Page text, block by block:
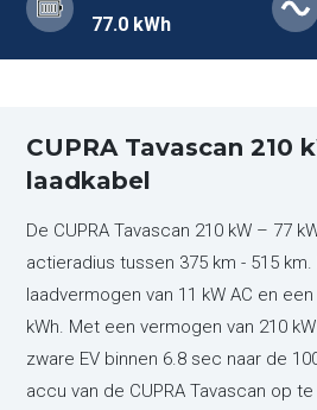
77.0 kWh
CUPRA Tavascan 210
laadkabel
De CUPRA Tavascan 210 kW – 77
actieradius tussen 375 km - 515
laadvermogen van 11 kW AC en
kWh. Met een vermogen van 210
zware EV binnen 6.8 sec naar de
accu van de CUPRA Tavascan op